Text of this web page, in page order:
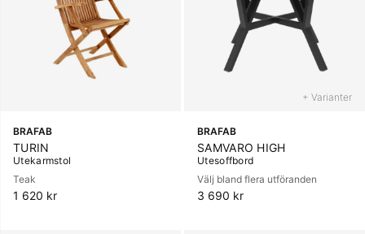
BRAFAB
TURIN
Utekarmstol
Teak
1 620 kr
+ Varianter
BRAFAB
SAMVARO HIGH
Utesoffbord
Välj bland flera utföranden
3 690 kr